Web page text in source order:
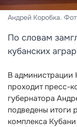
Андрей Коробка.
По словам
кубанских
В администрации
проходит пресс-
губернатора
подведены итоги
комплекса